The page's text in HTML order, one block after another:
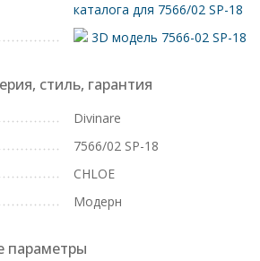
каталога для 7566/02 SP-18
3D модель 7566-02 SP-18
стиль, гарантия
Divinare
7566/02 SP-18
CHLOE
Модерн
параметры